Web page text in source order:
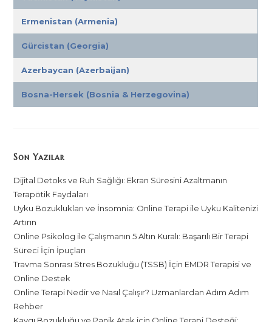
Ermenistan (Armenia)
Gürcistan (Georgia)
Azerbaycan (Azerbaijan)
Bosna-Hersek (Bosnia & Herzegovina)
Son Yazılar
Dijital Detoks ve Ruh Sağlığı: Ekran Süresini Azaltmanın
Terapötik Faydaları
Uyku Bozuklukları ve İnsomnia: Online Terapi ile Uyku Kalitenizi
Artırın
Online Psikolog ile Çalışmanın 5 Altın Kuralı: Başarılı Bir Terapi
Süreci İçin İpuçları
Travma Sonrası Stres Bozukluğu (TSSB) İçin EMDR Terapisi ve
Online Destek
Online Terapi Nedir ve Nasıl Çalışır? Uzmanlardan Adım Adım
Rehber
Kaygı Bozukluğu ve Panik Atak için Online Terapi Desteği: